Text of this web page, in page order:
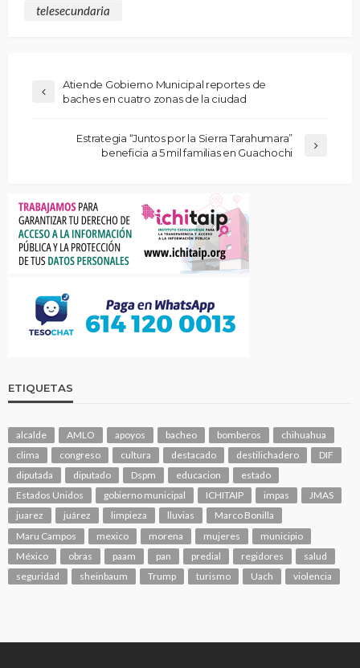
telesecundaria
Atiende Gobierno Municipal reportes de
baches en cuatro zonas de la ciudad
Estrategia “Juntos por la Sierra Tarahumara”
beneficia a 5 mil familias en Guachochi
ETIQUETAS
alcalde AMLO apoyos bacheo bomberos
chihuahua
clima
congreso cultura destacado destilichadero
DIF
diputada
diputado Dspm educacion
estado
Estados Unidos
gobierno municipal ICHITAIP impas
JMAS
juarez
juárez limpieza lluvias
Marco Bonilla
Maru Campos
mexico morena mujeres
municipio
México
obras paam pan predial regidores
salud
seguridad
sheinbaum Trump turismo Uach violencia